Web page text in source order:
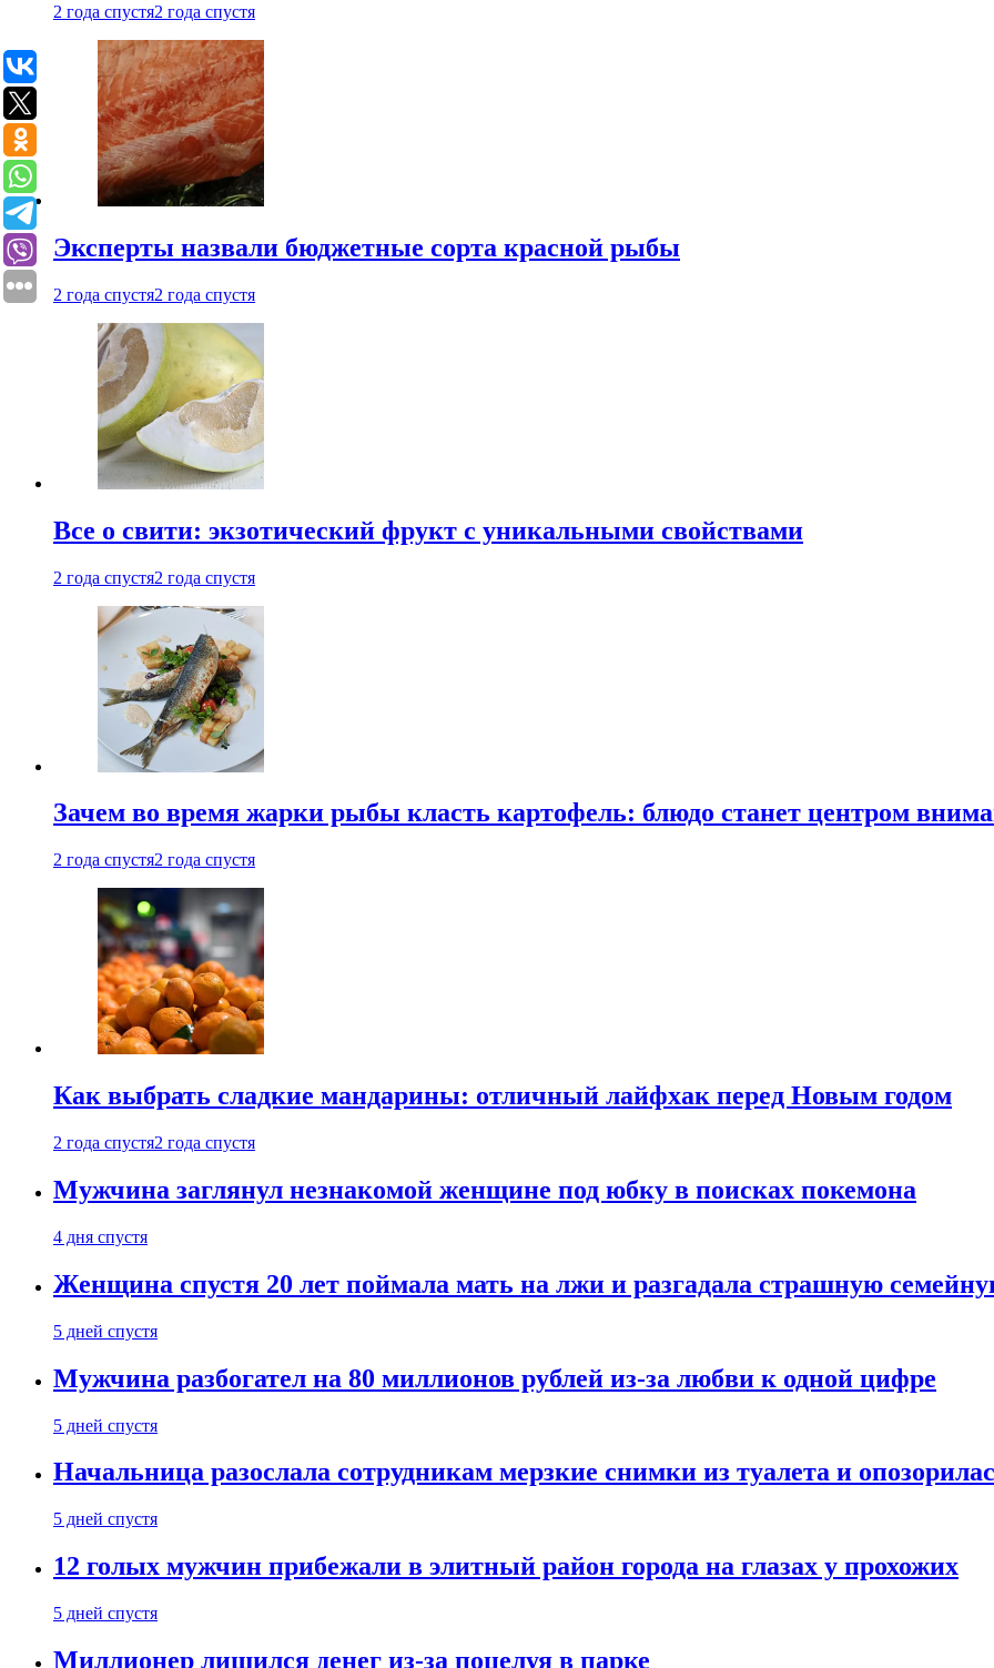
2 года спустя2 года спустя
Эксперты назвали бюджетные сорта красной рыбы
2 года спустя2 года спустя
Все о свити: экзотический фрукт с уникальными свойствами
2 года спустя2 года спустя
Зачем во время жарки рыбы класть картофель: блюдо станет центром
2 года спустя2 года спустя
Как выбрать сладкие мандарины: отличный лайфхак перед Новым годом
2 года спустя2 года спустя
Мужчина заглянул незнакомой женщине под юбку в поисках покемона
4 дня спустя
Женщина спустя 20 лет поймала мать на лжи и разгадала страшную
5 дней спустя
Мужчина разбогател на 80 миллионов рублей из-за любви к одной цифре
5 дней спустя
Начальница разослала сотрудникам мерзкие снимки из туалета и
5 дней спустя
12 голых мужчин прибежали в элитный район города на глазах у прохожих
5 дней спустя
Миллионер лишился денег из-за поцелуя в парке